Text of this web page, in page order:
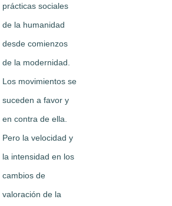
prácticas sociales
de la humanidad
desde comienzos
de la modernidad.
Los movimientos se
suceden a favor y
en contra de ella.
Pero la velocidad y
la intensidad en los
cambios de
valoración de la